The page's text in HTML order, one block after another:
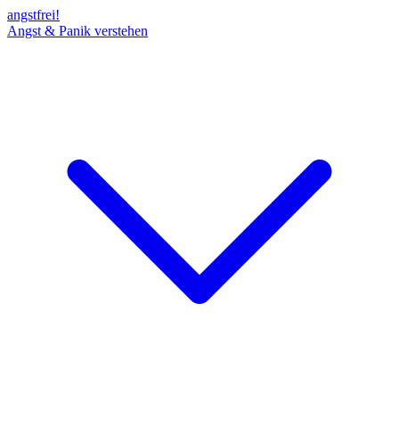
angstfrei!
Angst & Panik verstehen